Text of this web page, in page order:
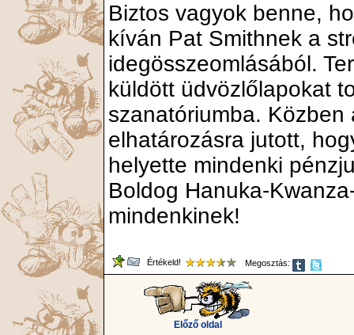
Biztos vagyok benne,
kíván Pat Smithnek a
idegösszeomlásából.
küldött üdvözlőlapokat
szanatóriumba.
elhatározásra jutott,
helyette mindenki
Boldog Hanuka-
mindenkinek!
Értékeld! Megosztás:
Előző oldal